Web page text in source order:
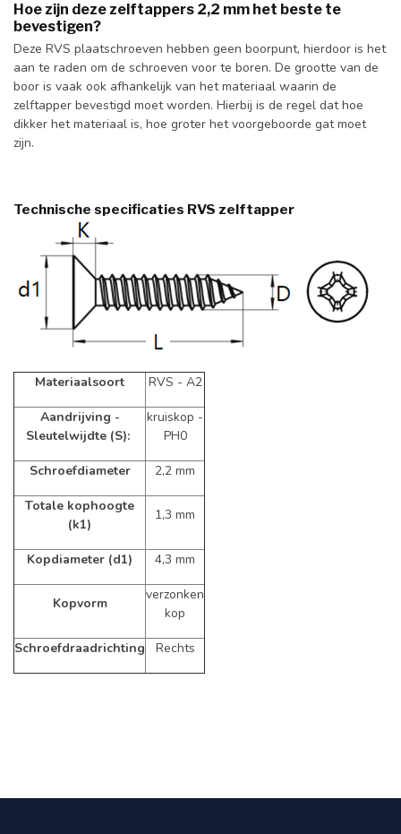
Hoe zijn deze zelftappers 2,2 mm het beste te
bevestigen?
Deze RVS plaatschroeven hebben geen boorpunt, hierdoor is het
aan te raden om de schroeven voor te boren. De grootte van de
boor is vaak ook afhankelijk van het materiaal waarin de
zelftapper bevestigd moet worden. Hierbij is de regel dat hoe
dikker het materiaal is, hoe groter het voorgeboorde gat moet
zijn.
Technische specificaties RVS zelftapper
Materiaalsoort RVS - A2
Aandrijving -
Sleutelwijdte (S):
kruiskop -
PH0
Schroefdiameter 2,2 mm
Totale kophoogte
(k1)
1,3 mm
Kopdiameter (d1) 4,3 mm
Kopvorm
verzonken
kop
Schroefdraadrichting Rechts